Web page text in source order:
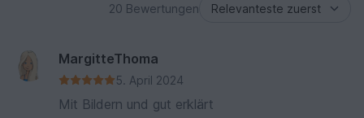
20 Bewertungen
MargitteThoma
5. April 2024
Mit Bildern und gut erklärt